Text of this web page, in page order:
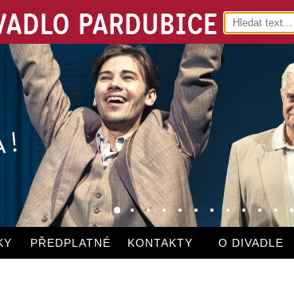
PARDUBICE
PŘEDPLATNÉ KONTAKTY O DIVADLE